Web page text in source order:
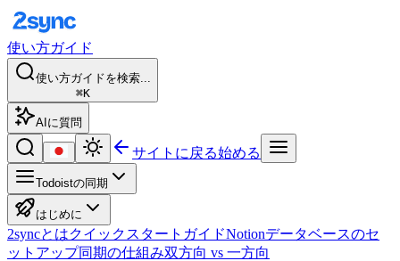
使い方ガイド
使い方ガイドを検索...
⌘K
AIに質問
サイトに戻る始める
Todoistの同期
はじめに
2syncとはクイックスタートガイドNotionデータベースのセ
ットアップ同期の仕組み双方向 vs 一方向